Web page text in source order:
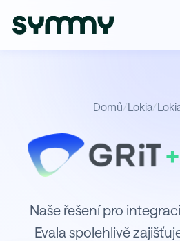
Domů/Lokia/
+
Integrace Lokia s
Naše řešení pro
Evala spolehlivě